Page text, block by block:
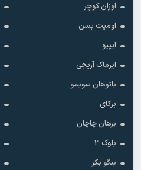
اوزان کوچر
اومیت بسن
ایپیو
ایرماک آریجی
باتوهان سویمو
برکای
برهان چاچان
بلوک 3
بنگو بکر